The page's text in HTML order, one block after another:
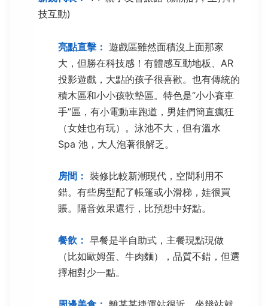
技互動)
亮點直擊： 遊戲區雖然面積沒上面那家
大，但勝在科技感！有體感互動地板、AR
投影遊戲，大點的孩子很喜歡。也有傳統的
積木區和小小孩軟墊區。特色是“小小賽車
手”區，有小電動車跑道，男娃們簡直瘋狂
（女娃也有玩）。泳池不大，但有溫水
Spa 池，大人泡著很解乏。
房間： 裝修比較新潮現代，空間利用不
錯。有些房型配了帳篷或小滑梯，娃很買
賬。隔音效果還行，比預想中好點。
餐飲： 早餐是半自助式，主餐現點現做
（比如歐姆蛋、牛肉麵），品質不錯，但選
擇相對少一點。